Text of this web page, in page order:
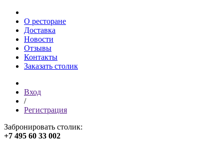
О ресторане
Доставка
Новости
Отзывы
Контакты
Заказать столик
Вход
/
Регистрация
Забронировать столик:
+7 495 60 33 002